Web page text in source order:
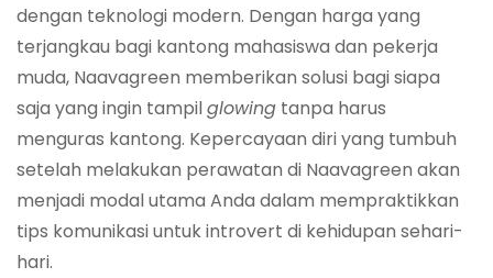
dengan teknologi modern. Dengan harga yang
terjangkau bagi kantong mahasiswa dan pekerja
muda, Naavagreen memberikan solusi bagi siapa
saja yang ingin tampilglowing tanpa harus
menguras kantong. Kepercayaan diri yang tumbuh
setelah melakukan perawatan di Naavagreen akan
menjadi modal utama Anda dalam mempraktikkan
tips komunikasi untuk introvert di kehidupan sehari-
hari.